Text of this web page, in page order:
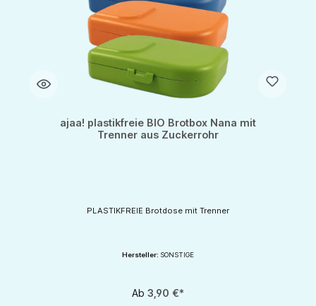
ajaa! plastikfreie BIO Brotbox Nana mit
Trenner aus Zuckerrohr
PLASTIKFREIE Brotdose mit Trenner
Hersteller: SONSTIGE
Ab 3,90 €*